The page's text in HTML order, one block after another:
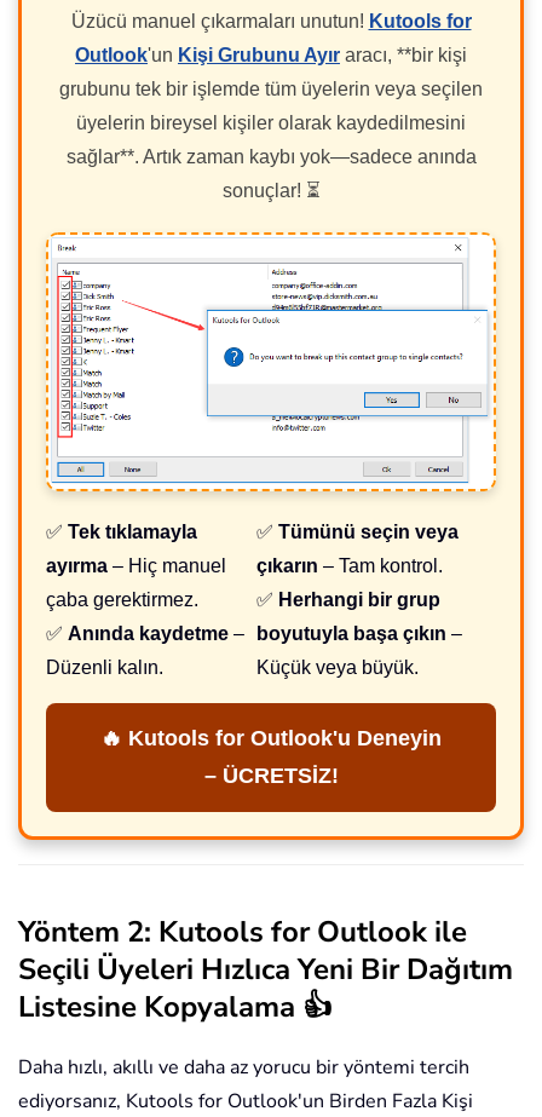
Üzücü manuel çıkarmaları unutun! Kutools for
Outlook'un Kişi Grubunu Ayır aracı, **bir kişi
grubunu tek bir işlemde tüm üyelerin veya seçilen
üyelerin bireysel kişiler olarak kaydedilmesini
sağlar**. Artık zaman kaybı yok—sadece anında
sonuçlar! ⏳
✅ Tek tıklamayla
ayırma – Hiç manuel
çaba gerektirmez.
✅ Anında kaydetme –
Düzenli kalın.
✅Tümünü seçin veya
çıkarın – Tam kontrol.
✅ Herhangi bir grup
boyutuyla başa çıkın –
Küçük veya büyük.
🔥 Kutools for Outlook'u Deneyin
– ÜCRETSİZ!
Yöntem 2: Kutools for Outlook ile
Seçili Üyeleri Hızlıca Yeni Bir Dağıtım
Listesine Kopyalama 👍
Daha hızlı, akıllı ve daha az yorucu bir yöntemi tercih
ediyorsanız, Kutools for Outlook'un Birden Fazla Kişi